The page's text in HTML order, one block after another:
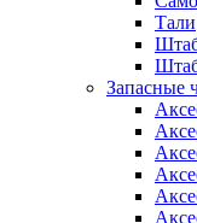
Тали
Запасные